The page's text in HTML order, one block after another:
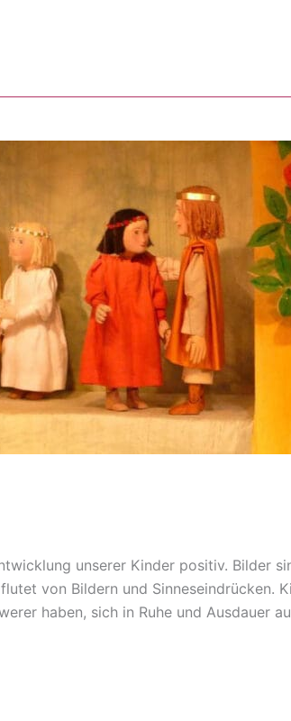
unserer Kinder positiv. Bilder
von Bildern und Sinneseindrücken.
haben, sich in Ruhe und Ausdauer